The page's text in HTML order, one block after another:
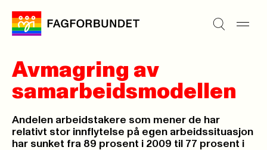
Avmagring av
samarbeidsmodellen
Andelen arbeidstakere som mener de har
relativt stor innflytelse på egen arbeidssituasjon
har sunket fra 89 prosent i 2009 til 77 prosent i